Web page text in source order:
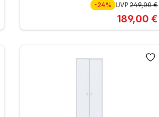
-24% UVP249,00 €
189,00 €